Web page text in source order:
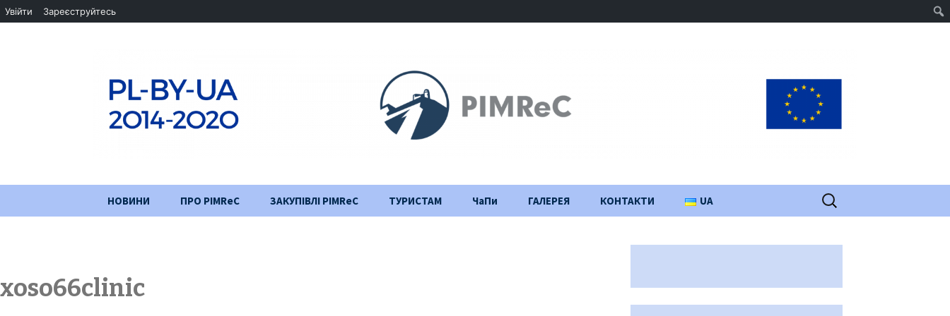
НОВИНИ ПРО PIMReC ЗАКУПІВЛІ PIMReC ТУРИСТАМ ЧаПи ГАЛЕРЕЯ КОНТАКТИ UA Пошук:
xoso66clinic
Увійти Зареєструйтесь